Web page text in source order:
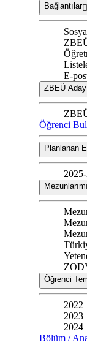
Bağlantılar
E-
ZBEÜ
Öğrenci
Planlanan
Öğrenci
2022
2023
2024
Bölüm /